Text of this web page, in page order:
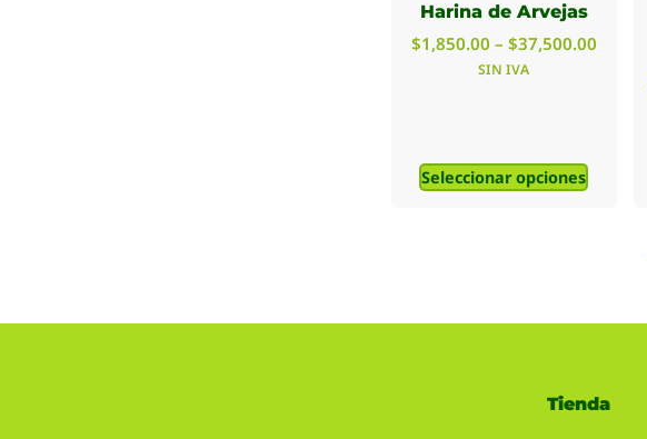
Harina de Arvejas
$1,850.00 – $37,500.00
SIN IVA
Seleccionar opciones
Tienda